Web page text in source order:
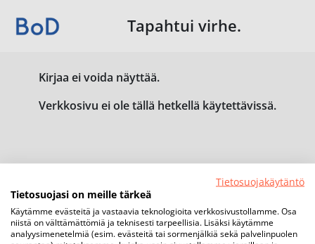
Tapahtui virhe.
Kirjaa ei voida näyttää.
Verkkosivu ei ole tällä hetkellä käytettävissä.
Tietosuojakäytäntö
Tietosuojasi on meille tärkeä
Käytämme evästeitä ja vastaavia teknologioita verkkosivustollamme. Osa
niistä on välttämättömiä ja teknisesti tarpeellisia. Lisäksi käytämme
analyysimenetelmiä (esim. evästeitä tai sormenjälkiä sekä palvelinpuolen